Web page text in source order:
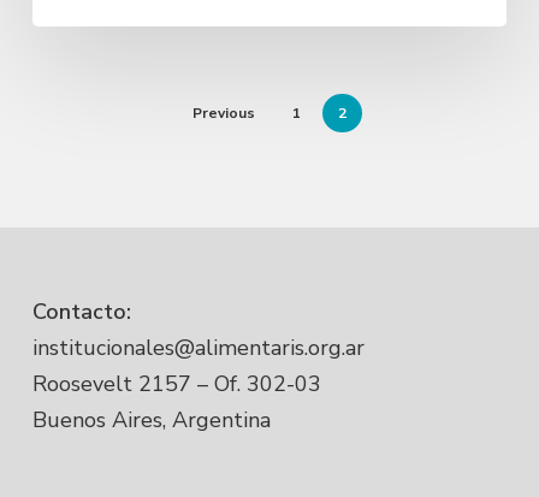
Previous 1 2
Contacto:
institucionales@alimentaris.org.ar
Roosevelt 2157 – Of. 302-03
Buenos Aires, Argentina